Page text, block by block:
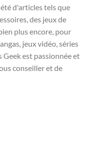
d'articles tels que
des jeux de
plus encore, pour
jeux vidéo, séries
est passionnée et
conseiller et de